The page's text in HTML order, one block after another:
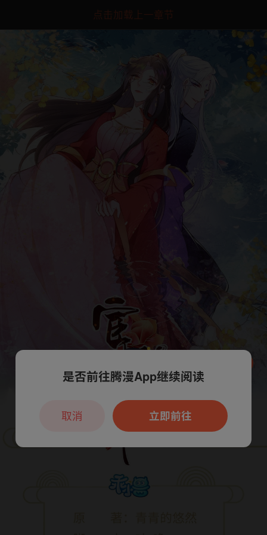
点击加载上一章节
本章节仅支持App阅读，可打开App新用
户7天免费看
是否前往腾漫App继续阅读
立即前往
取消